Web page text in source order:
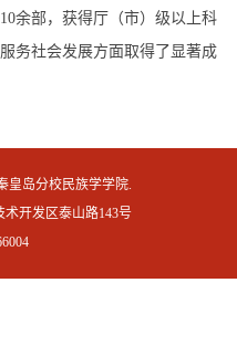
余部，获得厅（市）级以上科
务社会发展方面取得了显著成
皇岛分校民族学学院.
开发区泰山路143号